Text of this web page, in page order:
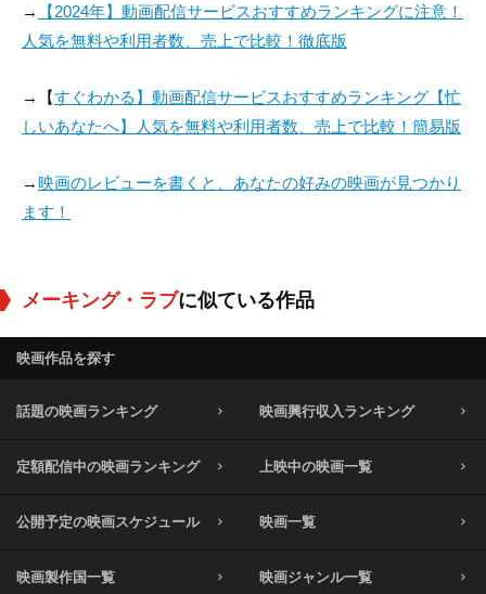
役：Chip 役：Michael 役：Josh
→
【2024年】動画配信サービスおすすめランキングに注意！
人気を無料や利用者数、売上で比較！徹底版
→【すぐわかる】動画配信サービスおすすめランキング【忙
しいあなたへ】人気を無料や利用者数、売上で比較！簡易版
→映画のレビューを書くと、あなたの好みの映画が見つかり
ます！
メーキング・ラブに似ている作品
映画作品を探す
話題の映画ランキング 映画興行収入ランキング
定額配信中の映画ランキング 上映中の映画一覧
公開予定の映画スケジュール 映画一覧
映画製作国一覧 映画ジャンル一覧